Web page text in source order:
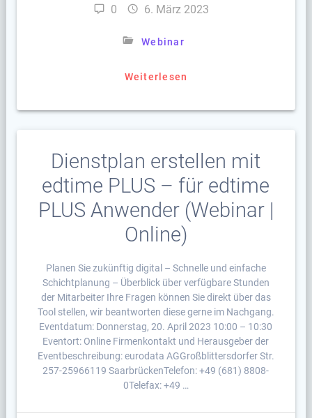
0 6. März 2023
Webinar
Weiterlesen
Dienstplan erstellen mit
edtime PLUS – für edtime
PLUS Anwender (Webinar |
Online)
Planen Sie zukünftig digital – Schnelle und einfache
Schichtplanung – Überblick über verfügbare Stunden
der Mitarbeiter Ihre Fragen können Sie direkt über das
Tool stellen, wir beantworten diese gerne im Nachgang.
Eventdatum: Donnerstag, 20. April 2023 10:00 – 10:30
Eventort: Online Firmenkontakt und Herausgeber der
Eventbeschreibung: eurodata AGGroßblittersdorfer Str.
257-25966119 SaarbrückenTelefon: +49 (681) 8808-
0Telefax: +49 …